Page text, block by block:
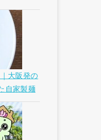
大阪発の
自家製麺